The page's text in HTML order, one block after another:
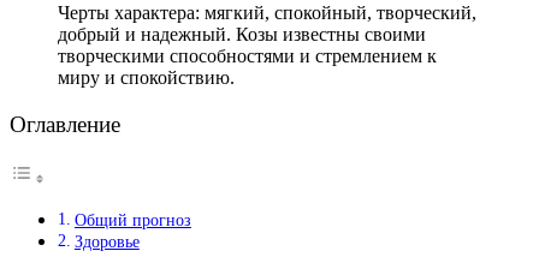
Черты характера: мягкий, спокойный, творческий,
добрый и надежный. Козы известны своими
творческими способностями и стремлением к
миру и спокойствию.
Оглавление
Общий прогноз
Здоровье